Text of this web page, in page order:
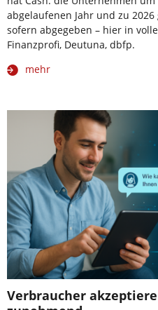
abgelaufenen Jahr und zu
sofern abgegeben – hier in
Finanzprofi, Deutuna, dbfp.
mehr
Verbraucher